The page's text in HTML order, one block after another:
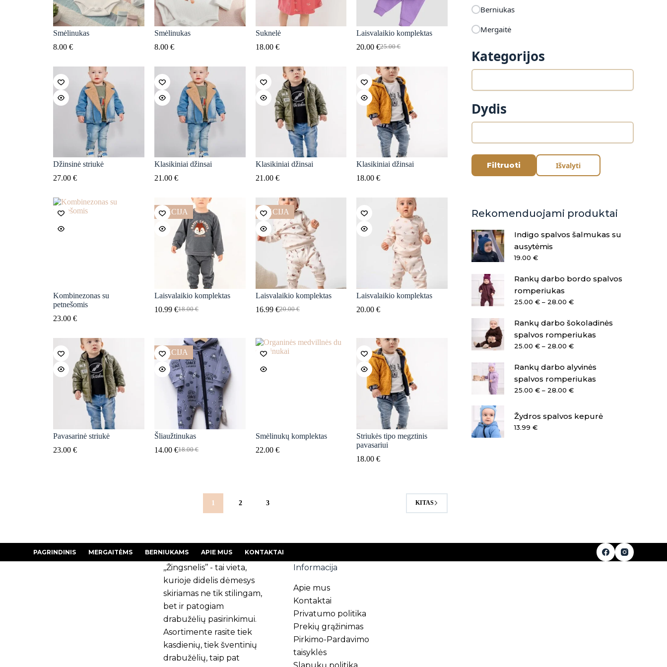
Smėlinukas
8.00€
Smėlinukas
8.00 €
Suknelė
18.00 €
Laisvalaikio komplektas
25.00€
Original
was:
25.00 €.
20.00€Current
is:
20.00 €.
Džinsinė striukė
27.00€
Klasikiniai džinsai
21.00 €
Klasikiniai džinsai
21.00 €
Klasikiniai džinsai
18.00€
Kombinezonas su
petnešomis
23.00€
AKCIJA
Laisvalaikio komplektas
18.00€
Original
18.00 €.
10.99 €Current
10.99 €.
AKCIJA
Laisvalaikio komplektas
20.00€
Original
20.00 €.
16.99 €Current
16.99 €.
Laisvalaikio komplektas
20.00€
Pavasarinė striukė
23.00€
AKCIJA
Šliaužtinukas
18.00€
Original
14.00 €Current
Smėlinukų komplektas
22.00 €
Striukės tipo megztinis
pavasariui
18.00€
1 2 3 KITAS
Berniukas
Mergaitė
Kategorijos
Dydis
Filtruoti Išvalyti
Rekomenduojami produktai
Indigo spalvos šalmukas su
ausytėmis
19.00 €
Rankų darbo bordo spalvos
romperiukas
25.00 € – 28.00 €Price
25.00 €
through
28.00 €
Rankų darbo šokoladinės
spalvos romperiukas
25.00 € – 28.00 €Price
25.00 €
through
28.00 €
Rankų darbo alyvinės
spalvos romperiukas
25.00 € – 28.00 €Price
through
Žydros spalvos kepurė
13.99 €
PAGRINDINIS MERGAITĖMS BERNIUKAMS APIE MUS KONTAKTAI
,,Žingsnelis’’ - tai vieta,
kurioje didelis dėmesys
skiriamas ne tik stilingam,
bet ir patogiam
drabužėlių pasirinkimui.
Asortimente rasite tiek
kasdienių, tiek šventinių
drabužėlių, taip pat
Informacija
Apie mus
Kontaktai
Privatumo politika
Prekių grąžinimas
Pirkimo-Pardavimo
taisyklės